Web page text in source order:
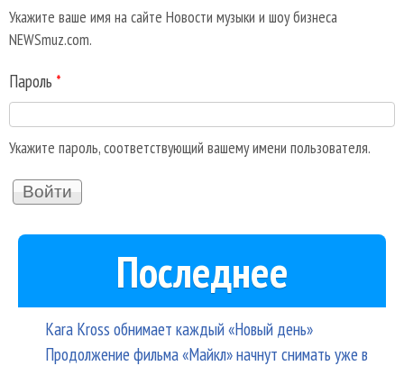
Укажите ваше имя на сайте Новости музыки и шоу бизнеса
NEWSmuz.com.
Пароль *
Укажите пароль, соответствующий вашему имени пользователя.
Последнее
Kara Kross обнимает каждый «Новый день»
Продолжение фильма «Майкл» начнут снимать уже в